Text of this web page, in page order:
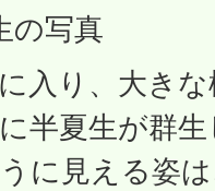
入り、大き
半夏生が群
に見える姿